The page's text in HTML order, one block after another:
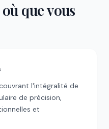
que vous
l'intégralité de
de précision,
et